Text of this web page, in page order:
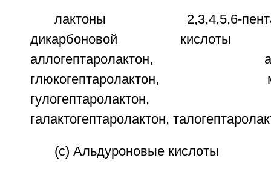
лактоны 2,3,4,5,6-
дикарбоновой кислоты
аллогептаролактон,
глюкогептаролактон,
гулогептаролактон,
галактогептаролактон,
(с) Альдуроновые кислоты